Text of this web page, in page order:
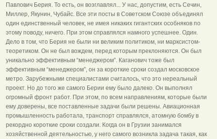
Павлович Берия. То есть, он возглавлял... У нас, допустим, есть Сечин,
Миллер, Якунин, Чубайс. Все эти посты в Советском Союзе объединял
один единственный человек, не имея никаких гигантских особняков по
этому поводу, ничего. При этом справлялся намного успешнее. Один.
Дело в том, что Берия не были ни великим политиком, ни марксистом-
теоретиком. Он не был вождем, перед которым преклоняются. Он был
уникально эффективным “менеджером”. Каганович тоже был
эффективным “менеджером”, он за короткие сроки создал московское
метро. Зарубежными специалистами считалось, что это нереальный
проект. Но до того же самого Берии ему было далеко. Он выполнял
огромный фронт работ. При этом, по всем направлениям, которые были
ему доверены, все поставленные задачи были решены. Авиационная
промышленность работала, транспорт справлялся, атомную бомбу в
рекордно короткие сроки создали. Когда он в Грузии занимался
хозяйственной деятельностью, у него самого возникла задача такая, как